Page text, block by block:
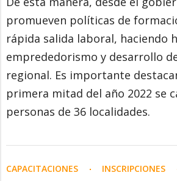
promueven políticas de
rápida salida laboral, haciendo
emprededorismo y desarrollo
regional. Es importante
primera mitad del año 2022 se
personas de 36 localidades.
CAPACITACIONES INSCRIPCIONES